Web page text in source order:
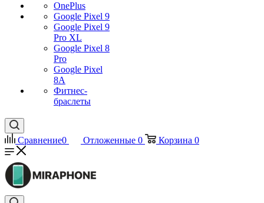
OnePlus
Google Pixel 9
Google Pixel 9
Pro XL
Google Pixel 8
Pro
Google Pixel
8A
Фитнес-
браслеты
Сравнение0 Отложенные 0 Корзина 0